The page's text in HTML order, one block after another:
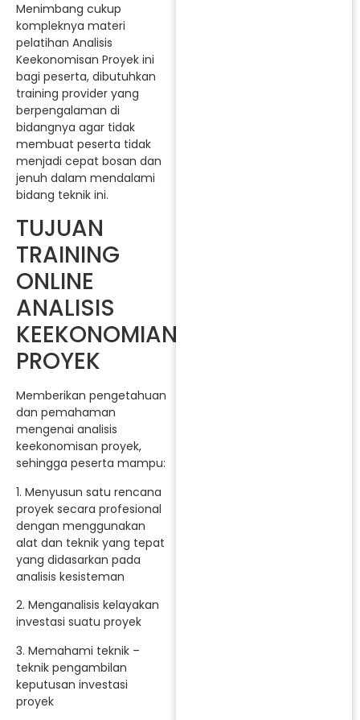
Menimbang cukup
kompleknya materi
pelatihan Analisis
Keekonomisan Proyek ini
bagi peserta, dibutuhkan
training provider yang
berpengalaman di
bidangnya agar tidak
membuat peserta tidak
menjadi cepat bosan dan
jenuh dalam mendalami
bidang teknik ini.
TUJUAN
TRAINING
ONLINE
ANALISIS
KEEKONOMIAN
PROYEK
Memberikan pengetahuan
dan pemahaman
mengenai analisis
keekonomisan proyek,
sehingga peserta mampu:
1. Menyusun satu rencana
proyek secara profesional
dengan menggunakan
alat dan teknik yang tepat
yang didasarkan pada
analisis kesisteman
2. Menganalisis kelayakan
investasi suatu proyek
3. Memahami teknik –
teknik pengambilan
keputusan investasi
proyek